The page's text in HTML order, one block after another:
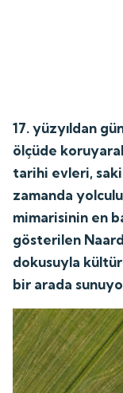
17. yüzyıldan
ölçüde
tarihi evleri,
zamanda
mimarisinin en
gösterilen
dokusuyla
bir arada